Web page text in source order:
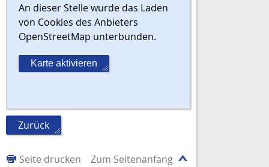
An dieser Stelle wurde das Laden
von Cookies des Anbieters
OpenStreetMap unterbunden.
Karte aktivieren
Zurück
Zum Seitenanfang
Seite drucken